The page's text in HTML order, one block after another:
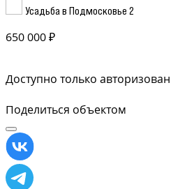
Усадьба в Подмосковье 2
650 000 ₽
Доступно только
Поделиться объектом